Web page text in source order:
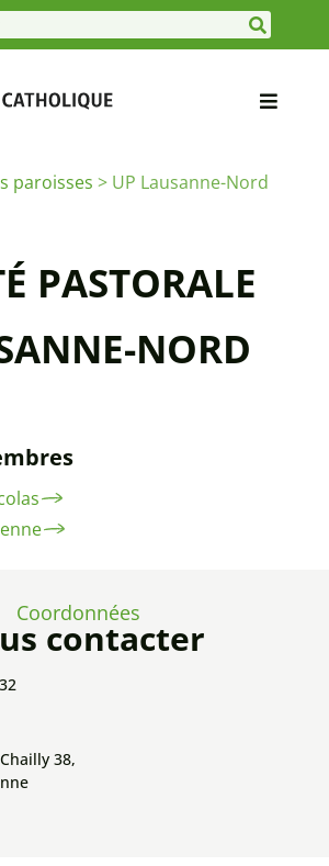
paroisses > UP Lausanne-Nord
PASTORALE
NORD
Coordonnées
contacter
38,